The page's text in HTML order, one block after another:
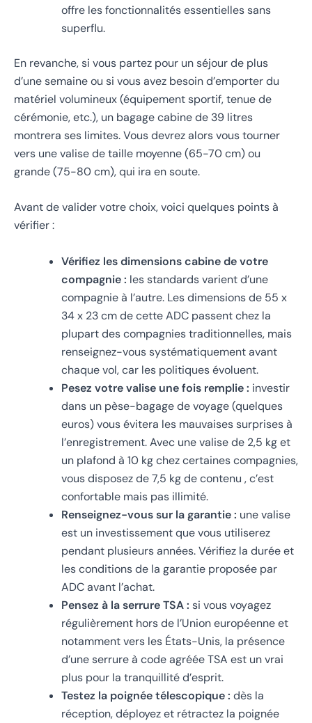
offre les fonctionnalités essentielles sans
superflu.
En revanche, si vous partez pour un séjour de plus
d’une semaine ou si vous avez besoin d’emporter du
matériel volumineux (équipement sportif, tenue de
cérémonie, etc.), un bagage cabine de 39 litres
montrera ses limites. Vous devrez alors vous tourner
vers une valise de taille moyenne (65-70 cm) ou
grande (75-80 cm), qui ira en soute.
Avant de valider votre choix, voici quelques points à
vérifier :
Vérifiez les dimensions cabine de votre
compagnie : les standards varient d’une
compagnie à l’autre. Les dimensions de 55 x
34 x 23 cm de cette ADC passent chez la
plupart des compagnies traditionnelles, mais
renseignez-vous systématiquement avant
chaque vol, car les politiques évoluent.
Pesez votre valise une fois remplie : investir
dans un pèse-bagage de voyage (quelques
euros) vous évitera les mauvaises surprises à
l’enregistrement. Avec une valise de 2,5 kg et
un plafond à 10 kg chez certaines compagnies,
vous disposez de 7,5 kg de contenu , c’est
confortable mais pas illimité.
Renseignez-vous sur la garantie : une valise
est un investissement que vous utiliserez
pendant plusieurs années. Vérifiez la durée et
les conditions de la garantie proposée par
ADC avant l’achat.
Pensez à la serrure TSA : si vous voyagez
régulièrement hors de l’Union européenne et
notamment vers les États-Unis, la présence
d’une serrure à code agréée TSA est un vrai
plus pour la tranquillité d’esprit.
Testez la poignée télescopique : dès la
réception, déployez et rétractez la poignée